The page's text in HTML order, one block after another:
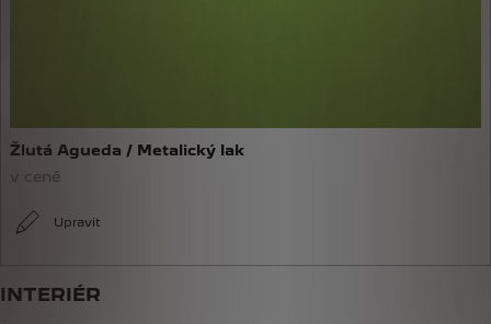
Žlutá Agueda / Metalický lak
v ceně
Upravit
INTERIÉR